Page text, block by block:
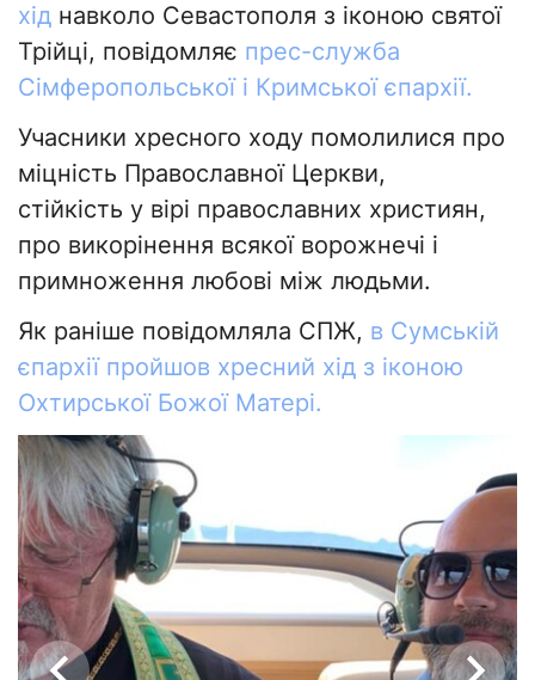
хід навколо Севастополя з іконою святої
Трійці, повідомляє прес-служба
Сімферопольської і Кримської єпархії.
Учасники хресного ходу помолилися про
міцність Православної Церкви,
стійкість у вірі православних християн,
про викорінення всякої ворожнечі і
примноження любові між людьми.
Як раніше повідомляла СПЖ, в Сумській
єпархії пройшов хресний хід з іконою
Охтирської Божої Матері.